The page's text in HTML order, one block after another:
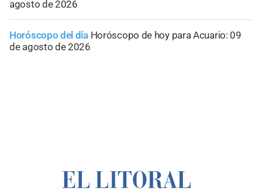
agosto de 2026
Horóscopo del día Horóscopo de hoy para Acuario: 09
de agosto de 2026